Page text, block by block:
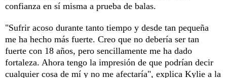
confianza en sí misma a prueba de balas.
"Sufrir acoso durante tanto tiempo y desde tan pequeña
me ha hecho más fuerte. Creo que no debería ser tan
fuerte con 18 años, pero sencillamente me ha dado
fortaleza. Ahora tengo la impresión de que podrían decir
cualquier cosa de mí y no me afectaría", explica Kylie a la